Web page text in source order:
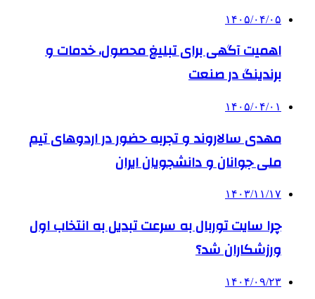
۱۴۰۵/۰۴/۰۵
اهمیت آگهی برای تبلیغ محصول، خدمات و
برندینگ در صنعت
۱۴۰۵/۰۴/۰۱
مهدی سالاروند و تجربه حضور در اردوهای تیم
ملی جوانان و دانشجویان ایران
۱۴۰۳/۱۱/۱۷
چرا سایت توربال به ‌سرعت تبدیل به انتخاب اول
ورزشکاران شد؟
۱۴۰۴/۰۹/۲۳